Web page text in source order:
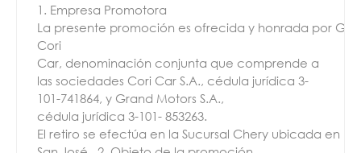
1. Empresa Promotora
La presente promoción es ofrecida y honrada por
Cori
Car, denominación conjunta que comprende a
las sociedades Cori Car S.A., cédula jurídica 3-
101-741864, y Grand Motors S.A.,
cédula jurídica 3-101- 853263.
El retiro se efectúa en la Sucursal Chery ubicada en La